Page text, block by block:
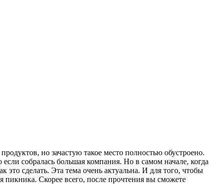
но зачастую такое место полностью обустроено.
собралась большая компания. Но в самом начале, когда
это сделать. Эта тема очень актуальна. И для того, чтобы
пикника. Скорее всего, после прочтения вы сможете